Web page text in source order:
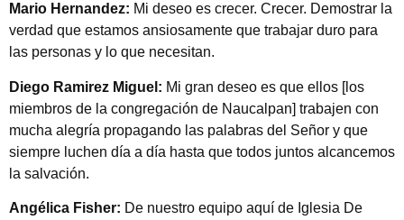
Mario Hernandez: Mi deseo es crecer. Crecer. Demostrar la
verdad que estamos ansiosamente que trabajar duro para
las personas y lo que necesitan.
Diego Ramirez Miguel: Mi gran deseo es que ellos [los
miembros de la congregación de Naucalpan] trabajen con
mucha alegría propagando las palabras del Señor y que
siempre luchen día a día hasta que todos juntos alcancemos
la salvación.
Angélica Fisher: De nuestro equipo aquí de Iglesia De